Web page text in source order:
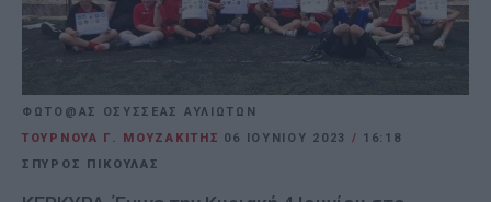
ΦΩΤΟ@ΑΣ ΟΣΥΣΣΕΑΣ ΑΥΛΙΩΤΩΝ
ΤΟΥΡΝΟΥΑ Γ. ΜΟΥΖΑΚΙΤΗΣ 06 ΙΟΥΝΊΟΥ 2023 / 16:18
ΣΠΥΡΟΣ ΠΙΚΟΥΛΑΣ